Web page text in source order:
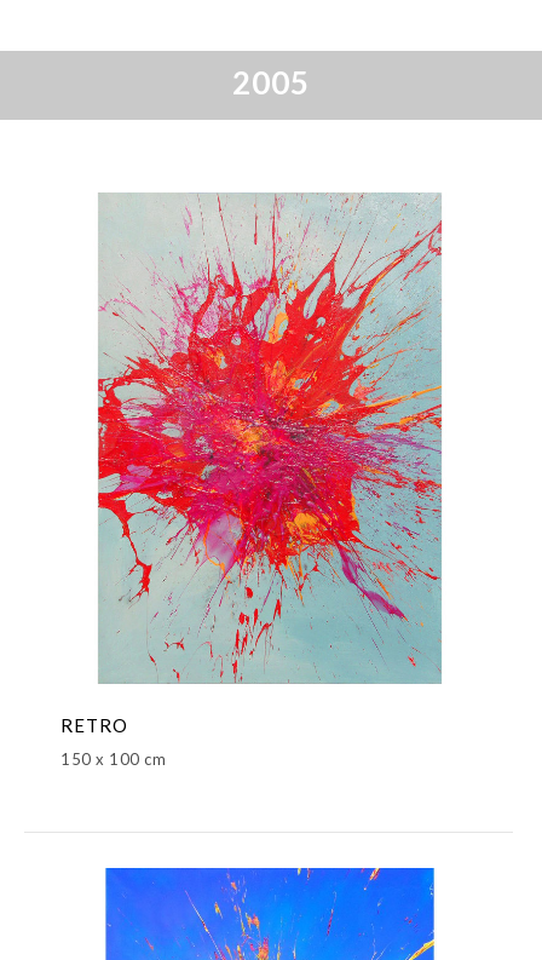
2005
RETRO
150 x 100 cm